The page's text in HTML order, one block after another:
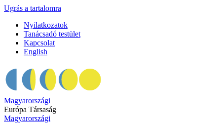
Ugrás a tartalomra
Nyilatkozatok
Tanácsadó testület
Kapcsolat
English
Magyarországi
Európa Társaság
Magyarországi